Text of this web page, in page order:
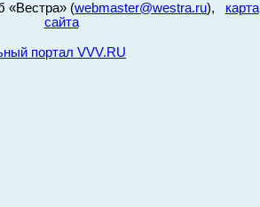
«Вестра» (webmaster@westra.ru),
карта
сайта